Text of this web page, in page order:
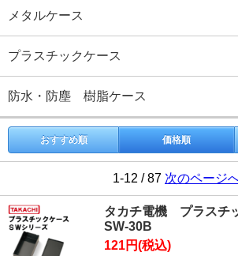
メタルケース
プラスチックケース
防水・防塵 樹脂ケース
おすすめ順 価格順
1-12 / 87 次のページ
タカチ電機 プラスチ
SW-30B
121円(税込)